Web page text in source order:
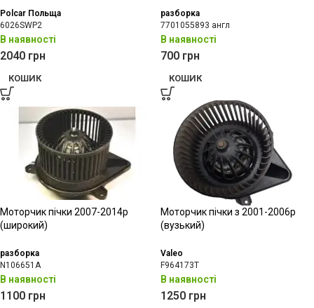
Polcar Польща
6026SWP2
В наявності
2040 грн
КОШИК
разборка
7701055893 англ
В наявності
700 грн
КОШИК
Моторчик пічки 2007-2014р
(широкий)
разборка
N106651A
В наявності
1100 грн
Моторчик пічки з 2001-2006р
(вузький)
Valeo
F964173T
В наявності
1250 грн